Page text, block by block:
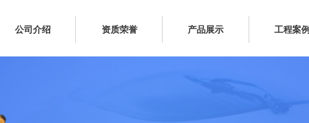
公司介绍 资质荣誉 产品展示 工程案例